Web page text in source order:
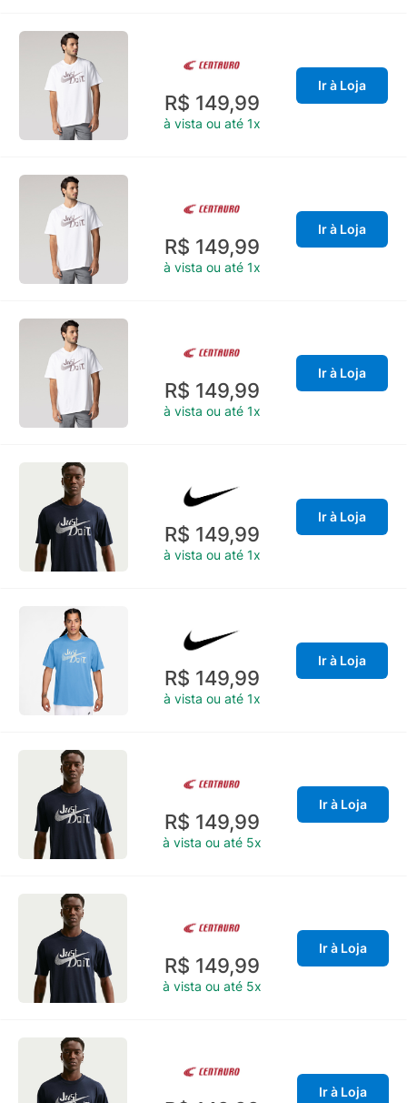
R$ 149,99
à vista ou até 1x
Ir à Loja
R$ 149,99
à vista ou até 1x
Ir à Loja
R$ 149,99
à vista ou até 1x
Ir à Loja
R$ 149,99
à vista ou até 1x
Ir à Loja
R$ 149,99
à vista ou até 1x
Ir à Loja
R$ 149,99
à vista ou até 5x
Ir à Loja
R$ 149,99
à vista ou até 5x
Ir à Loja
Ir à Loja